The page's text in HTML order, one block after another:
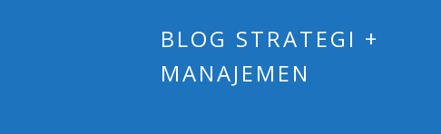
BLOG STRATEGI +
MANAJEMEN